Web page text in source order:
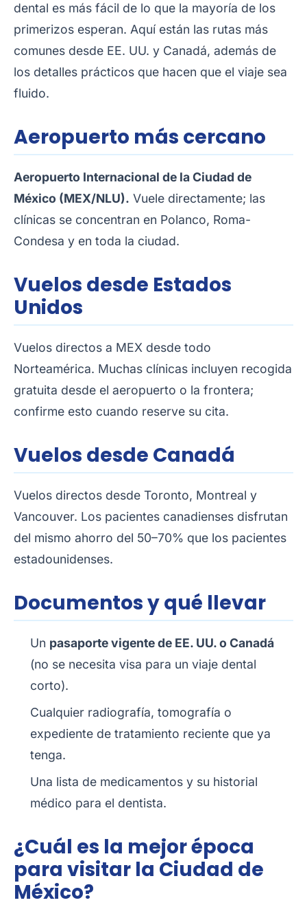
dental es más fácil de lo que la mayoría de los
primerizos esperan. Aquí están las rutas más
comunes desde EE. UU. y Canadá, además de
los detalles prácticos que hacen que el viaje sea
fluido.
Aeropuerto más cercano
Aeropuerto Internacional de la Ciudad de
México (MEX/NLU). Vuele directamente; las
clínicas se concentran en Polanco, Roma-
Condesa y en toda la ciudad.
Vuelos desde Estados
Unidos
Vuelos directos a MEX desde todo
Norteamérica. Muchas clínicas incluyen recogida
gratuita desde el aeropuerto o la frontera;
confirme esto cuando reserve su cita.
Vuelos desde Canadá
Vuelos directos desde Toronto, Montreal y
Vancouver. Los pacientes canadienses disfrutan
del mismo ahorro del 50–70% que los pacientes
estadounidenses.
Documentos y qué llevar
Un pasaporte vigente de EE. UU. o Canadá
(no se necesita visa para un viaje dental
corto).
Cualquier radiografía, tomografía o
expediente de tratamiento reciente que ya
tenga.
Una lista de medicamentos y su historial
médico para el dentista.
¿Cuál es la mejor época
para visitar la Ciudad de
México?